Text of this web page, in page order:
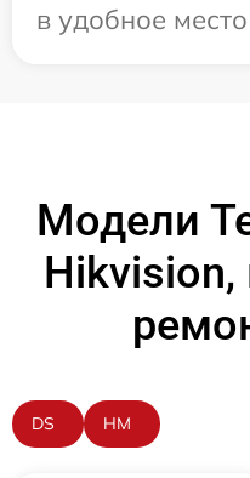
в удобное
Модели
DS HM